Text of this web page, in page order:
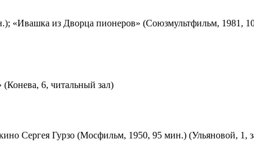
«Ивашка из Дворца пионеров» (Союзмультфильм, 1981,
6, читальный зал)
Сергея Гурзо (Мосфильм, 1950, 95 мин.) (Ульяновой, 1,